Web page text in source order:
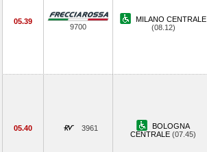
05.39
9700
MILANO CENTRALE
(08.12)
05.40 3961
BOLOGNA
CENTRALE (07.45)